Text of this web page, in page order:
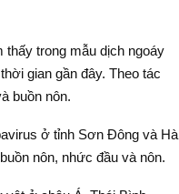
trong mẫu dịch ngoáy
gian gần đây. Theo tác
buồn nôn.
ở tỉnh Sơn Đông và Hà
nôn, nhức đầu và nôn.